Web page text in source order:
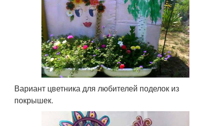
Вариант цветника для любителей поделок из
покрышек.